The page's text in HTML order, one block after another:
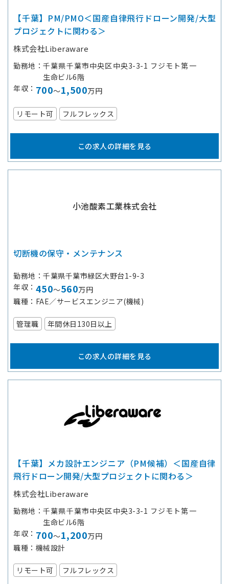
【千葉】PM/PMO＜国産自律飛行ドローン開発/大型
プロジェクトに関わる＞
株式会社Liberaware
勤務地
千葉県千葉市中央区中央3-3-1 フジモト第一
生命ビル6階
年収
700～1,500万円
リモート可 フルフレックス
この求人の詳細を見る
小池酸素工業株式会社
切断機の保守・メンテナンス
勤務地
千葉県千葉市緑区大野台1-9-3
年収
450～560万円
職種
FAE／サービスエンジニア(機械)
管理職 年間休日130日以上
この求人の詳細を見る
【千葉】メカ設計エンジニア（PM候補）＜国産自律
飛行ドローン開発/大型プロジェクトに関わる＞
株式会社Liberaware
勤務地
千葉県千葉市中央区中央3-3-1 フジモト第一
生命ビル6階
年収
700～1,200万円
職種
機械設計
リモート可 フルフレックス